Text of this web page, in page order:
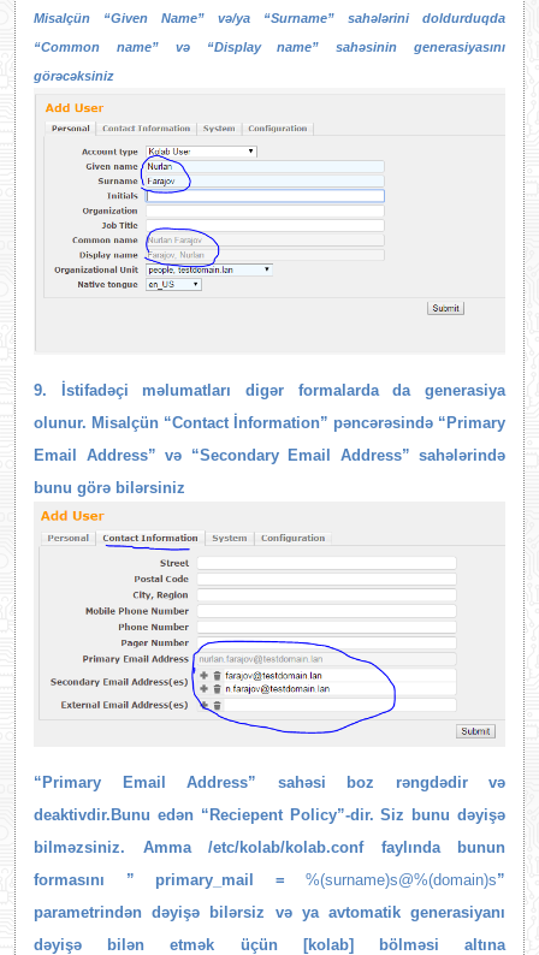
Misalçün “Given Name” və/ya “Surname” sahələrini doldurduqda
“Common name” və “Display name” sahəsinin generasiyasını
görəcəksiniz
9. İstifadəçi məlumatları digər formalarda da generasiya
olunur. Misalçün “Contact İnformation” pəncərəsində “Primary
Email Address” və “Secondary Email Address” sahələrində
bunu görə bilərsiniz
“Primary Email Address” sahəsi boz rəngdədir və
deaktivdir.Bunu edən “Reciepent Policy”-dir. Siz bunu dəyişə
bilməzsiniz. Amma /etc/kolab/kolab.conf faylında bunun
formasını ” primary_mail = %(surname)s@%(domain)s”
parametrindən dəyişə bilərsiz və ya avtomatik generasiyanı
dəyişə bilən etmək üçün [kolab] bölməsi altına